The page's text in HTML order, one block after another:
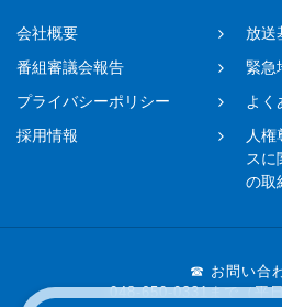
会社概要
放送
番組審議会報告
緊急
プライバシーポリシー
よく
採用情報
人
スに
の取
☎ お問い合
048-650-0331まで（平